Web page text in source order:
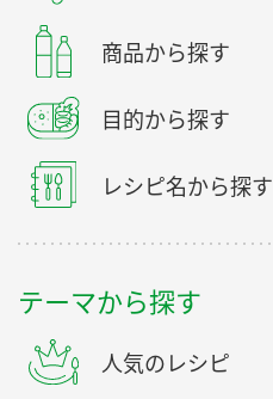
商品から探す
目的から探す
レシピ名から探す
テーマから探す
人気のレシピ